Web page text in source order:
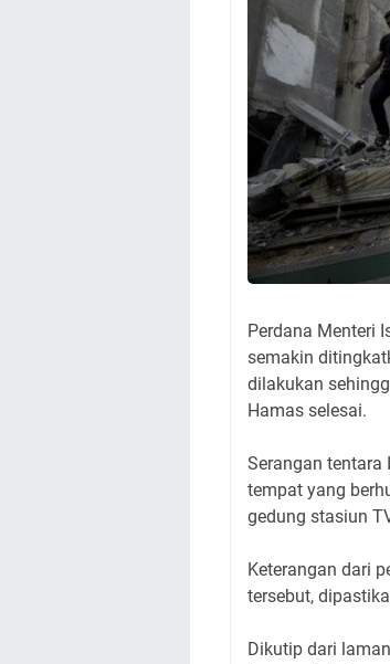
Perdana Menteri
semakin
dilakukan
Hamas selesai.
Serangan tentara
tempat yang
gedung stasiun
Keterangan dari
tersebut,
Dikutip dari